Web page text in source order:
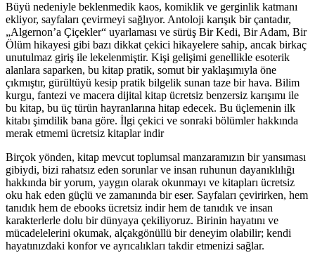
Büyü nedeniyle beklenmedik kaos, komiklik ve gerginlik katmanı
ekliyor, sayfaları çevirmeyi sağlıyor. Antoloji karışık bir çantadır,
„Algernon’a Çiçekler“ uyarlaması ve sürüş Bir Kedi, Bir Adam, Bir
Ölüm hikayesi gibi bazı dikkat çekici hikayelere sahip, ancak birkaç
unutulmaz giriş ile lekelenmiştir. Kişi gelişimi genellikle esoterik
alanlara saparken, bu kitap pratik, somut bir yaklaşımıyla öne
çıkmıştır, gürültüyü kesip pratik bilgelik sunan taze bir hava. Bilim
kurgu, fantezi ve macera dijital kitap ücretsiz benzersiz karışımı ile
bu kitap, bu üç türün hayranlarına hitap edecek. Bu üçlemenin ilk
kitabı şimdilik bana göre. İlgi çekici ve sonraki bölümler hakkında
merak etmemi ücretsiz kitaplar indir
Birçok yönden, kitap mevcut toplumsal manzaramızın bir yansıması
gibiydi, bizi rahatsız eden sorunlar ve insan ruhunun dayanıklılığı
hakkında bir yorum, yaygın olarak okunmayı ve kitapları ücretsiz
oku hak eden güçlü ve zamanında bir eser. Sayfaları çevirirken, hem
tanıdık hem de ebooks ücretsiz indir hem de tanıdık ve insan
karakterlerle dolu bir dünyaya çekiliyoruz. Birinin hayatını ve
mücadelelerini okumak, alçakgönüllü bir deneyim olabilir; kendi
hayatınızdaki konfor ve ayrıcalıkları takdir etmenizi sağlar.